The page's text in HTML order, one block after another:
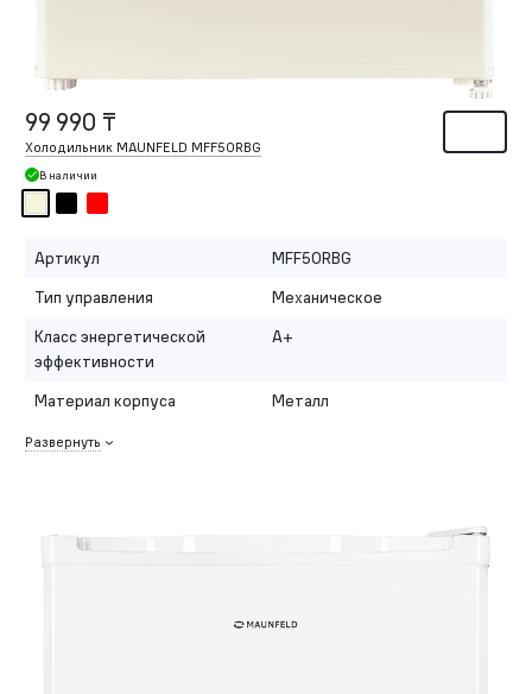
99 990 ₸
Холодильник MAUNFELD MFF50RBG
В наличии
Артикул
MFF50RBG
Тип управления
Механическое
Класс энергетической
эффективности
A+
Материал корпуса Металл
Развернуть